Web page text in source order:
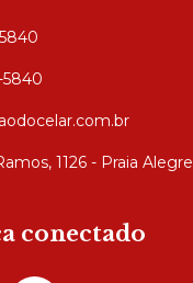
1126 - Praia
conectado